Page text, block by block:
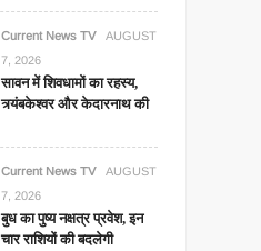
Current News TV
AUGUST
7, 2026
सावन में शिवधामों का रहस्य,
त्र्यंबकेश्वर और केदारनाथ की
Current News TV
AUGUST
7, 2026
बुध का पुष्य नक्षत्र प्रवेश, इन
चार राशियों की बदलेगी